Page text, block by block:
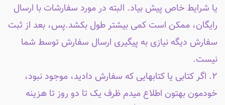
یا شرایط خاص پیش بیاد. البته در مورد سفارشات با ارسال
رایگان، ممکن است کمی بیشتر طول بکشد.پس، بعد از ثبت
سفارش دیگه نیازی به پیگیری ارسال سفارش توسط شما
نیست.
۲. اگر کتابی یا کتابهایی که سفارش دادید، موجود نبود،
خودمون بهتون اطلاع میدم ظرف یک تا دو روز تا هزینه